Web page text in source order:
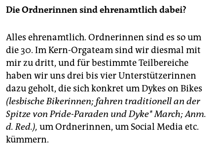
Die Ordnerinnen sind ehrenamtlich dabei?
Alles ehrenamtlich. Ordnerinnen sind es so um
die 30. Im Kern-Orgateam sind wir diesmal mit
mir zu dritt, und für bestimmte Teilbereiche
haben wir uns drei bis vier Unterstützerinnen
dazu geholt, die sich konkret um Dykes on Bikes
(lesbische Bikerinnen; fahren traditionell an der
Spitze von Pride-Paraden und Dyke* March; Anm.
d. Red.), um Ordnerinnen, um Social Media etc.
kümmern.